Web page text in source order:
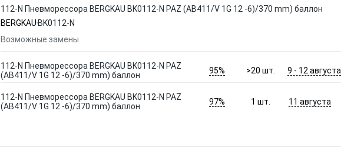
112-N Пневморессора BERGKAU BK0112-N PAZ (AB411/V 1G 12 -6)/370 mm) баллон
BERGKAU BK0112-N
Возможные замены
112-N Пневморессора BERGKAU BK0112-N PAZ
(AB411/V 1G 12 -6)/370 mm) баллон
95% >20шт. 9 - 12 августа
112-N Пневморессора BERGKAU BK0112-N PAZ
(AB411/V 1G 12 -6)/370 mm) баллон
97% 1шт. 11 августа